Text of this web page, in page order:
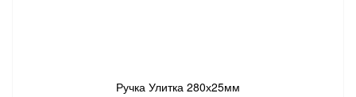
Ручка Улитка 280х25мм